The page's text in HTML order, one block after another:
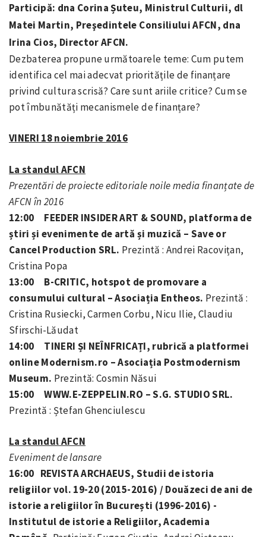
Participă: dna Corina Șuteu, Ministrul Culturii, dl
Matei Martin, Preşedintele Consiliului AFCN, dna
Irina Cios, Director AFCN.
Dezbaterea propune următoarele teme: Cum putem
identifica cel mai adecvat prioritățile de finanțare
privind cultura scrisă? Care sunt ariile critice? Cum se
pot îmbunătăți mecanismele de finanțare?
VINERI 18 noiembrie 2016
La standul AFCN
Prezentări de proiecte editoriale noile media finanțate de
AFCN în 2016
12:00 FEEDER INSIDER ART & SOUND, platforma de
știri și evenimente de artă și muzică – Save or
Cancel Production SRL. Prezintă : Andrei Racovițan,
Cristina Popa
13:00 B-CRITIC, hotspot de promovare a
consumului cultural – Asociația Entheos. Prezintă :
Cristina Rusiecki, Carmen Corbu, Nicu Ilie, Claudiu
Sfirschi-Lăudat
14:00 TINERI ȘI NEÎNFRICAȚI, rubrică a platformei
online Modernism.ro – Asociația Postmodernism
Museum. Prezintă: Cosmin Năsui
15:00 WWW.E-ZEPPELIN.RO – S.G. STUDIO SRL.
Prezintă : Ștefan Ghenciulescu
La standul AFCN
Eveniment de lansare
16:00 REVISTA ARCHAEUS, Studii de istoria
religiilor vol. 19-20 (2015-2016) / Douăzeci de ani de
istorie a religiilor în București (1996-2016) -
Institutul de istorie a Religiilor, Academia